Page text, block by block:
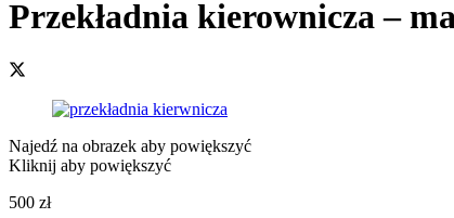
Przekładnia kierownicza –
Najedź na obrazek aby powiększyć
Kliknij aby powiększyć
500 zł